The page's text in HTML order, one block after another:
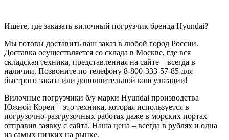
Ищете, где заказать вилочный погрузчик бренда Hyundai?
Мы готовы доставить ваш заказ в любой город России.
Доставка осуществляется со склада в Москве, где вся
складская техника, представленная на сайте – всегда в
наличии. Позвоните по телефону 8-800-333-57-85 для
быстрого заказа или дополнительной консультации!
Вилочные погрузчики б/у марки Hyundai производства
Южной Кореи – это техника, которая используется в
погрузочно-разгрузочных работах даже в морских портах
отправив заявку с сайта. Наша цена – всегда в рублях и одна
из самых низких на рынке.